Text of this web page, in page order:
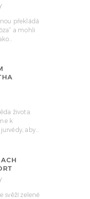
překládá
a mohli
života.
k
aby…
svěží zelené